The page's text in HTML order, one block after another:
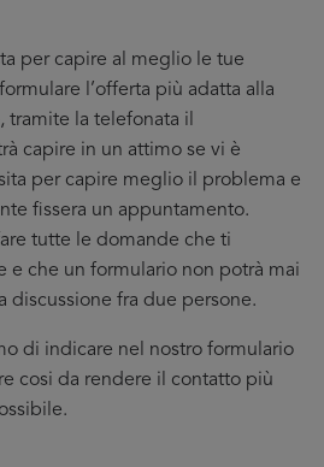
per capire al meglio le tue
l’offerta più adatta alla
tramite la telefonata il
capire in un attimo se vi è
per capire meglio il problema e
fissera un appuntamento.
tutte le domande che ti
e che un formulario non potrà mai
discussione fra due persone.
di indicare nel nostro formulario
cosi da rendere il contatto più